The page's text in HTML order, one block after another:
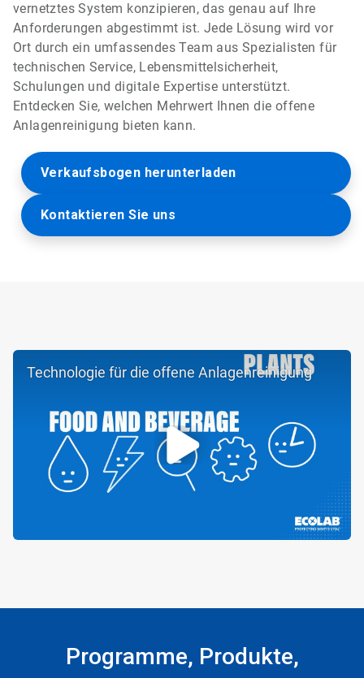
vernetztes System konzipieren, das genau auf Ihre
Anforderungen abgestimmt ist. Jede Lösung wird vor
Ort durch ein umfassendes Team aus Spezialisten für
technischen Service, Lebensmittelsicherheit,
Schulungen und digitale Expertise unterstützt.
Entdecken Sie, welchen Mehrwert Ihnen die offene
Anlagenreinigung bieten kann.
Verkaufsbogen herunterladen
Kontaktieren Sie uns
Technologie für die offene Anlagenreinigung
Programme, Produkte,